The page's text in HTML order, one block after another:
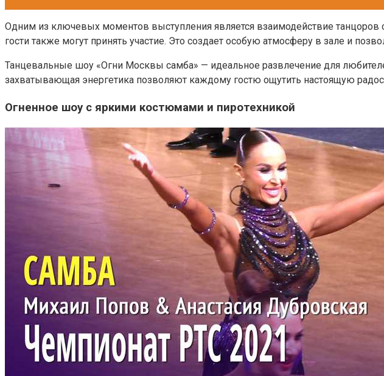
Одним из ключевых моментов выступления является взаимодействие
гости также могут принять участие. Это создает особую атмосферу в зале и
Танцевальные шоу «Огни Москвы самба» — идеальное развлечение для
захватывающая энергетика позволяют каждому гостю ощутить настоящую
Огненное шоу с яркими костюмами и пиротехникой